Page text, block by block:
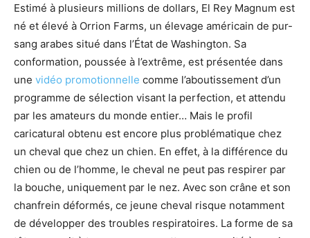
Estimé à plusieurs millions de dollars, El Rey Magnum est
né et élevé à Orrion Farms, un élevage américain de pur-
sang arabes situé dans l’État de Washington. Sa
conformation, poussée à l’extrême, est présentée dans
une vidéo promotionnelle comme l’aboutissement d’un
programme de sélection visant la perfection, et attendu
par les amateurs du monde entier… Mais le profil
caricatural obtenu est encore plus problématique chez
un cheval que chez un chien. En effet, à la différence du
chien ou de l’homme, le cheval ne peut pas respirer par
la bouche, uniquement par le nez. Avec son crâne et son
chanfrein déformés, ce jeune cheval risque notamment
de développer des troubles respiratoires. La forme de sa